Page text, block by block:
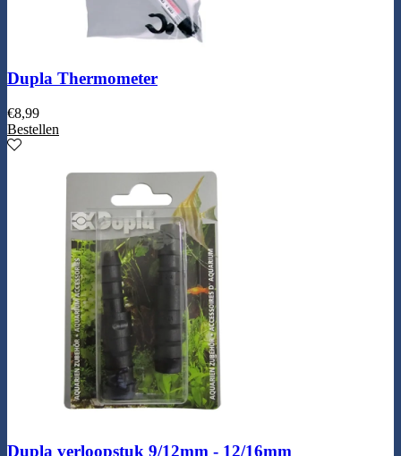
Dupla Thermometer
€8,99
Bestellen
Dupla verloopstuk 9/12mm - 12/16mm